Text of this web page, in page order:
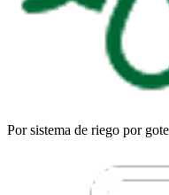
Por sistema de riego por